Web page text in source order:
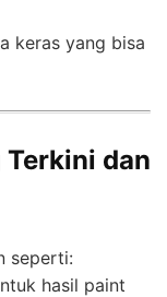
keras yang bisa
dan
seperti:
hasil paint